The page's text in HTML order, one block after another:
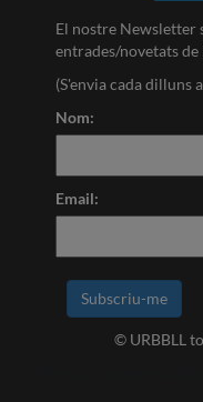
El nostre Newsletter
entrades/novetats de
(S'envia cada dilluns
Nom:
Email:
© URBBLL